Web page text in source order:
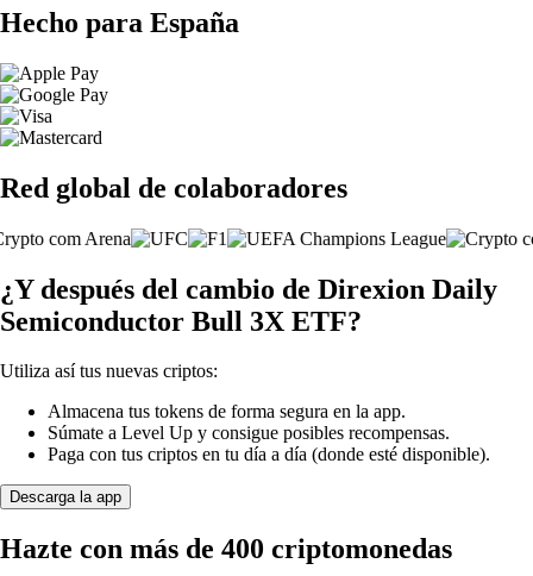
Hecho para España
Red global de colaboradores
¿Y después del cambio de Direxion Daily
Semiconductor Bull 3X ETF?
Utiliza así tus nuevas criptos:
Almacena tus tokens de forma segura en la app.
Súmate a Level Up y consigue posibles recompensas.
Paga con tus criptos en tu día a día (donde esté disponible).
Descarga la app
Hazte con más de 400 criptomonedas